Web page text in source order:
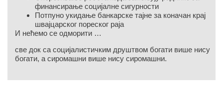
финансирање социјалне сигурности
Потпуно укидање банкарске тајне за коначан крај
швајцарског пореског раја
И нећемо се одморити …
све док са социјалистичким друштвом богати више нису
богати, а сиромашни више нису сиромашни.